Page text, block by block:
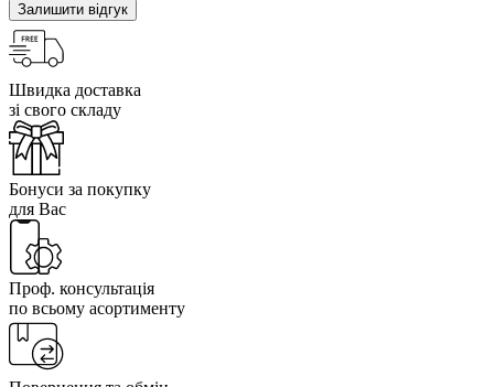
Залишити відгук
Швидка доставка
зі свого складу
Бонуси за покупку
для Вас
Проф. консультація
по всьому асортименту